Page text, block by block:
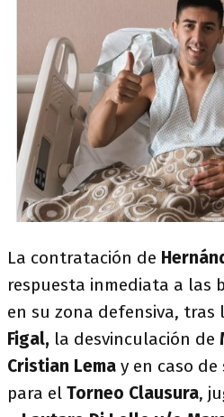
La contratación de
respuesta inmediata a las
en su zona defensiva, tras
Figal, la desvinculación de
Cristian Lema y en caso de
para el Torneo Clausura,